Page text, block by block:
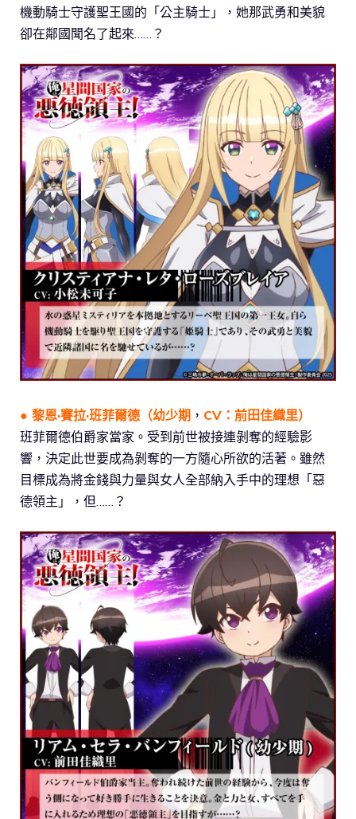
機動騎士守護聖王國的「公主騎士」，她那武勇和美貌
卻在鄰國聞名了起來……？
● 黎恩·賽拉·班菲爾德 （幼少期 ， CV： 前田佳織里）
班菲爾德伯爵家當家。受到前世被接連剝奪的經驗影
響，決定此世要成為剝奪的一方隨心所欲的活著。雖然
目標成為將金錢與力量與女人全部納入手中的理想「惡
德領主」，但……？